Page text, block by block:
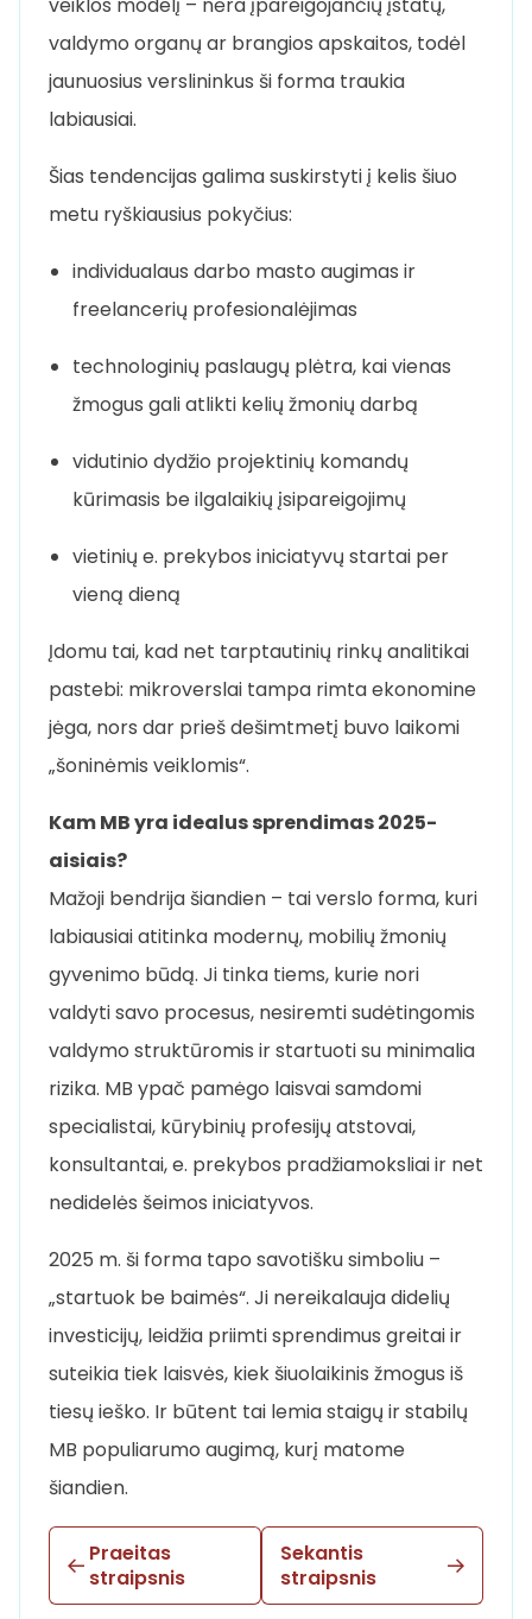
valdymo organų ar brangios apskaitos, todėl
jaunuosius verslininkus ši forma traukia
labiausiai.
Šias tendencijas galima suskirstyti į kelis šiuo
metu ryškiausius pokyčius:
individualaus darbo masto augimas ir
freelancerių profesionalėjimas
technologinių paslaugų plėtra, kai vienas
žmogus gali atlikti kelių žmonių darbą
vidutinio dydžio projektinių komandų
kūrimasis be ilgalaikių įsipareigojimų
vietinių e. prekybos iniciatyvų startai per
vieną dieną
Įdomu tai, kad net tarptautinių rinkų analitikai
pastebi: mikroverslai tampa rimta ekonomine
jėga, nors dar prieš dešimtmetį buvo laikomi
„šoninėmis veiklomis“.
Kam MB yra idealus sprendimas 2025-
aisiais?
Mažoji bendrija šiandien – tai verslo forma, kuri
labiausiai atitinka modernų, mobilių žmonių
gyvenimo būdą. Ji tinka tiems, kurie nori
valdyti savo procesus, nesiremti sudėtingomis
valdymo struktūromis ir startuoti su minimalia
rizika. MB ypač pamėgo laisvai samdomi
specialistai, kūrybinių profesijų atstovai,
konsultantai, e. prekybos pradžiamoksliai ir net
nedidelės šeimos iniciatyvos.
2025 m. ši forma tapo savotišku simboliu –
„startuok be baimės“. Ji nereikalauja didelių
investicijų, leidžia priimti sprendimus greitai ir
suteikia tiek laisvės, kiek šiuolaikinis žmogus iš
tiesų ieško. Ir būtent tai lemia staigų ir stabilų
MB populiarumo augimą, kurį matome
šiandien.
Praeitas
straipsnis
Sekantis
straipsnis